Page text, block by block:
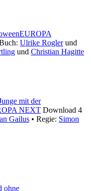
EUROPA
Ulrike Roglerund
und Christian Hagitte
mit der
NEXT Download 4
Gailus • Regie: Simon
ohne